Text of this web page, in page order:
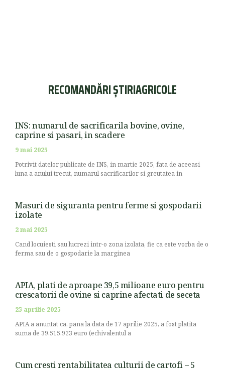
RECOMANDĂRI ȘTIRIAGRICOLE
INS: numarul de sacrificarila bovine, ovine,
caprine si pasari, in scadere
9 mai 2025
Potrivit datelor publicate de INS, in martie 2025, fata de aceeasi
luna a anului trecut, numarul sacrificarilor si greutatea in
Masuri de siguranta pentru ferme si gospodarii
izolate
2 mai 2025
Cand locuiesti sau lucrezi intr-o zona izolata, fie ca este vorba de o
ferma sau de o gospodarie la marginea
APIA, plati de aproape 39,5 milioane euro pentru
crescatorii de ovine si caprine afectati de seceta
25 aprilie 2025
APIA a anuntat ca, pana la data de 17 aprilie 2025, a fost platita
suma de 39.515.923 euro (echivalentul a
Cum cresti rentabilitatea culturii de cartofi – 5